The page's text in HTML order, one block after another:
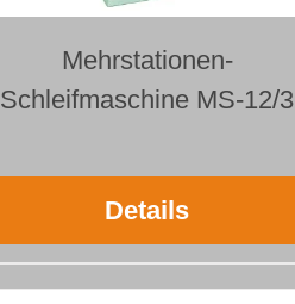
Mehrstationen-
Schleifmaschine MS-12/3
Details